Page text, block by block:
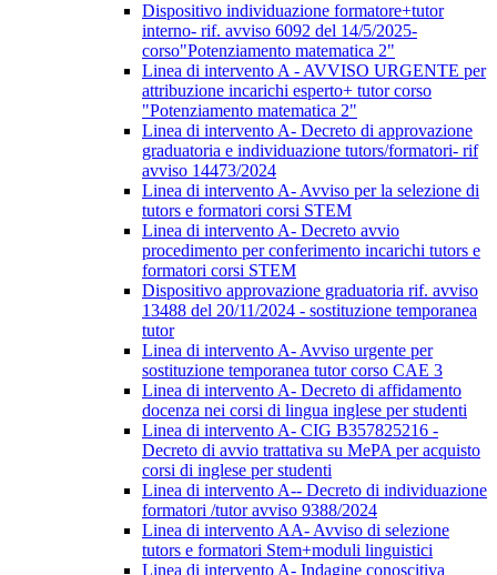
Dispositivo individuazione formatore+tutor
interno- rif. avviso 6092 del 14/5/2025-
corso"Potenziamento matematica 2"
Linea di intervento A - AVVISO URGENTE per
attribuzione incarichi esperto+ tutor corso
"Potenziamento matematica 2"
Linea di intervento A- Decreto di approvazione
graduatoria e individuazione tutors/formatori- rif
avviso 14473/2024
Linea di intervento A- Avviso per la selezione di
tutors e formatori corsi STEM
Linea di intervento A- Decreto avvio
procedimento per conferimento incarichi tutors e
formatori corsi STEM
Dispositivo approvazione graduatoria rif. avviso
13488 del 20/11/2024 - sostituzione temporanea
tutor
Linea di intervento A- Avviso urgente per
sostituzione temporanea tutor corso CAE 3
Linea di intervento A- Decreto di affidamento
docenza nei corsi di lingua inglese per studenti
Linea di intervento A- CIG B357825216 -
Decreto di avvio trattativa su MePA per acquisto
corsi di inglese per studenti
Linea di intervento A-- Decreto di individuazione
formatori /tutor avviso 9388/2024
Linea di intervento AA- Avviso di selezione
tutors e formatori Stem+moduli linguistici
Linea di intervento A- Indagine conoscitiva